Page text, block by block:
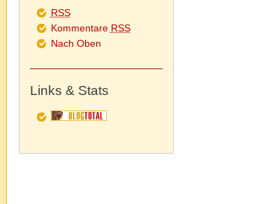
RSS
Kommentare RSS
Nach Oben
Links & Stats